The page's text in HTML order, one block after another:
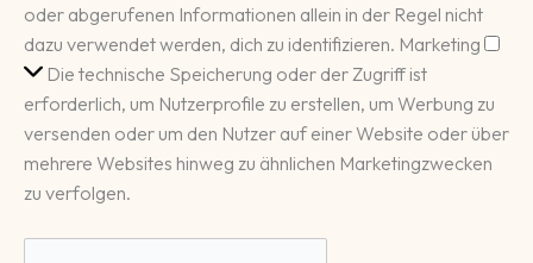
oder abgerufenen Informationen allein in der Regel nicht
dazu verwendet werden, dich zu identifizieren. Marketing
Die technische Speicherung oder der Zugriff ist
erforderlich, um Nutzerprofile zu erstellen, um Werbung zu
versenden oder um den Nutzer auf einer Website oder über
mehrere Websites hinweg zu ähnlichen Marketingzwecken
zu verfolgen.